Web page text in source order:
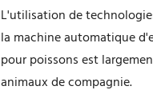
L'utilisation de
la machine automatique
pour poissons est
animaux de compagnie.